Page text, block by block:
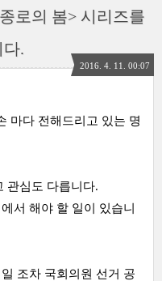
로의 봄> 시리즈를
다.
2016. 4. 11. 00:07
마다 전해드리고 있는 명
관심도 다릅니다.
서 해야 할 일이 있습니
조차 국회의원 선거 공